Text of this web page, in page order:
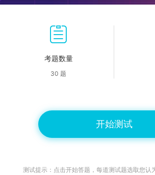
考题数量
30 题
开始测试
测试提示：点击开始答题，每道测试题选取您认